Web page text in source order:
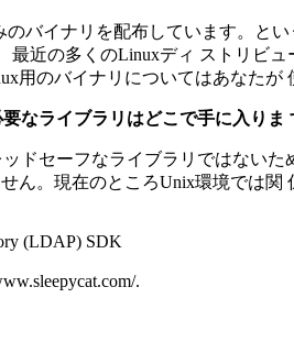
のバイナリを配布しています。と
近の多くのLinuxディ ストリビ
用のバイナリについてはあなた
なライブラリはどこで手に入りま
ドセーフなライブラリではないた
ん。現在のところUnix環境では関
(LDAP) SDK
.